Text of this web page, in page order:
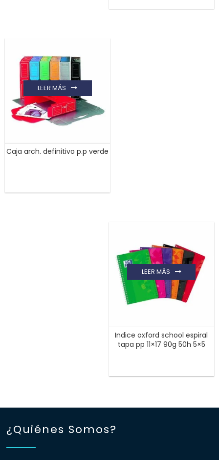
Caja arch. definitivo p.p verde
LEER MÁS
Indice oxford school espiral
tapa pp 11×17 90g 50h 5×5
LEER MÁS
¿Quiénes Somos?